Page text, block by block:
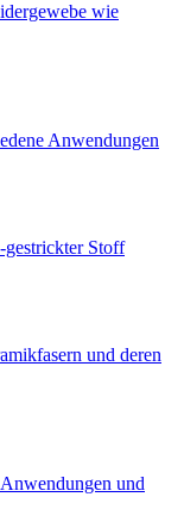
wie
Anwendungen
Stoff
und deren
und